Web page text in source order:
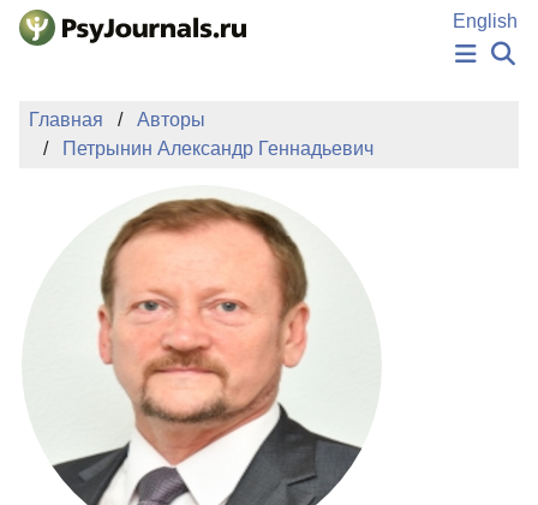
Перейти к основному содержанию
English
ИЗДАНИЯ
АВТОРЫ
ПОДАТЬ РУКОПИСЬ
БАЗА ЗНАНИЙ
КЛЮЧЕВЫЕ СЛОВА
Регистрация
Главная
Авторы
Петрынин Александр Геннадьевич